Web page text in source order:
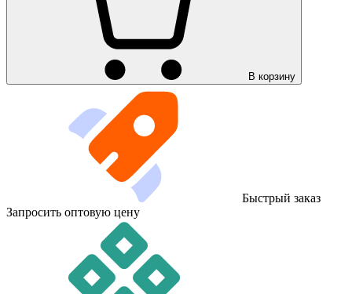
В корзину
Быстрый заказ
Запросить оптовую цену